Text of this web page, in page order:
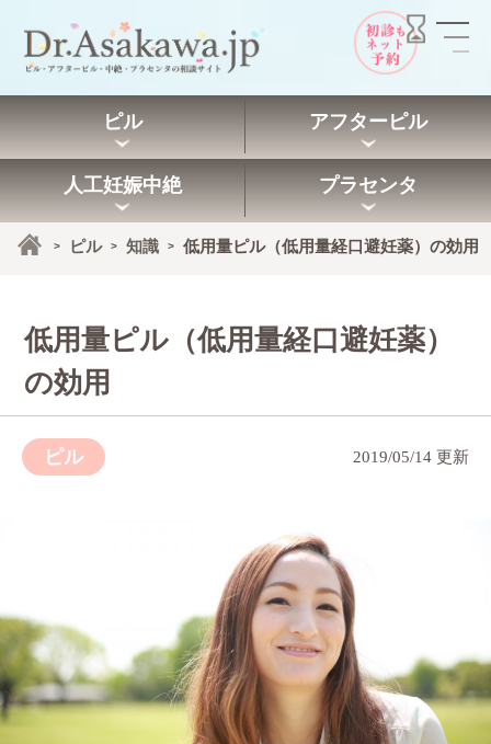
ピル アフターピル
人工妊娠中絶 プラセンタ
> ピル > 知識 > 低用量ピル（低用量経口避妊薬）の効用
低用量ピル（低用量経口避妊薬）
の効用
2019/05/14 更新
ピル